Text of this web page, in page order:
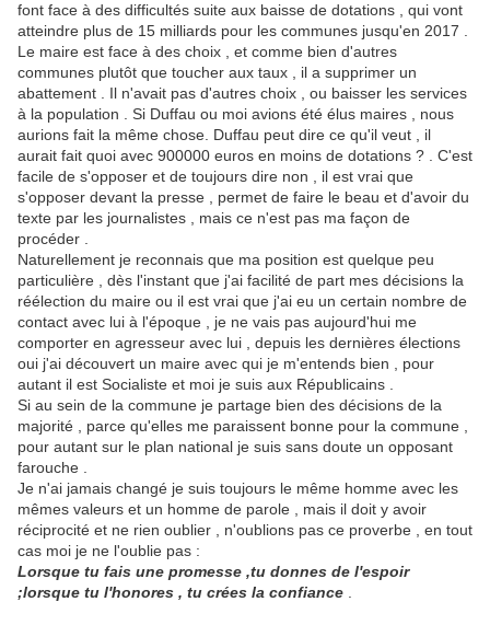
font face à des difficultés suite aux baisse de dotations , qui vont
atteindre plus de 15 milliards pour les communes jusqu'en 2017 .
Le maire est face à des choix , et comme bien d'autres
communes plutôt que toucher aux taux , il a supprimer un
abattement . Il n'avait pas d'autres choix , ou baisser les services
à la population . Si Duffau ou moi avions été élus maires , nous
aurions fait la même chose. Duffau peut dire ce qu'il veut , il
aurait fait quoi avec 900000 euros en moins de dotations ? . C'est
facile de s'opposer et de toujours dire non , il est vrai que
s'opposer devant la presse , permet de faire le beau et d'avoir du
texte par les journalistes , mais ce n'est pas ma façon de
procéder .
Naturellement je reconnais que ma position est quelque peu
particulière , dès l'instant que j'ai facilité de part mes décisions la
réélection du maire ou il est vrai que j'ai eu un certain nombre de
contact avec lui à l'époque , je ne vais pas aujourd'hui me
comporter en agresseur avec lui , depuis les dernières élections
oui j'ai découvert un maire avec qui je m'entends bien , pour
autant il est Socialiste et moi je suis aux Républicains .
Si au sein de la commune je partage bien des décisions de la
majorité , parce qu'elles me paraissent bonne pour la commune ,
pour autant sur le plan national je suis sans doute un opposant
farouche .
Je n'ai jamais changé je suis toujours le même homme avec les
mêmes valeurs et un homme de parole , mais il doit y avoir
réciprocité et ne rien oublier , n'oublions pas ce proverbe , en tout
cas moi je ne l'oublie pas :
Lorsque tu fais une promesse ,tu donnes de l'espoir
;lorsque tu l'honores , tu crées la confiance